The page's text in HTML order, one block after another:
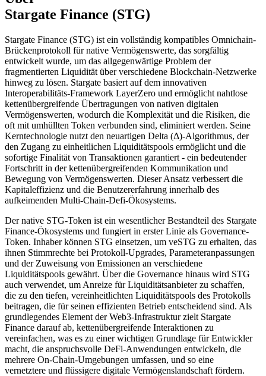
Stargate Finance (STG)
Stargate Finance (STG) ist ein vollständig kompatibles Omnichain-
Brückenprotokoll für native Vermögenswerte, das sorgfältig
entwickelt wurde, um das allgegenwärtige Problem der
fragmentierten Liquidität über verschiedene Blockchain-Netzwerke
hinweg zu lösen. Stargate basiert auf dem innovativen
Interoperabilitäts-Framework LayerZero und ermöglicht nahtlose
kettenübergreifende Übertragungen von nativen digitalen
Vermögenswerten, wodurch die Komplexität und die Risiken, die
oft mit umhüllten Token verbunden sind, eliminiert werden. Seine
Kerntechnologie nutzt den neuartigen Delta (Δ)-Algorithmus, der
den Zugang zu einheitlichen Liquiditätspools ermöglicht und die
sofortige Finalität von Transaktionen garantiert - ein bedeutender
Fortschritt in der kettenübergreifenden Kommunikation und
Bewegung von Vermögenswerten. Dieser Ansatz verbessert die
Kapitaleffizienz und die Benutzererfahrung innerhalb des
aufkeimenden Multi-Chain-Defi-Ökosystems.
Der native STG-Token ist ein wesentlicher Bestandteil des Stargate
Finance-Ökosystems und fungiert in erster Linie als Governance-
Token. Inhaber können STG einsetzen, um veSTG zu erhalten, das
ihnen Stimmrechte bei Protokoll-Upgrades, Parameteranpassungen
und der Zuweisung von Emissionen an verschiedene
Liquiditätspools gewährt. Über die Governance hinaus wird STG
auch verwendet, um Anreize für Liquiditätsanbieter zu schaffen,
die zu den tiefen, vereinheitlichten Liquiditätspools des Protokolls
beitragen, die für seinen effizienten Betrieb entscheidend sind. Als
grundlegendes Element der Web3-Infrastruktur zielt Stargate
Finance darauf ab, kettenübergreifende Interaktionen zu
vereinfachen, was es zu einer wichtigen Grundlage für Entwickler
macht, die anspruchsvolle DeFi-Anwendungen entwickeln, die
mehrere On-Chain-Umgebungen umfassen, und so eine
vernetztere und flüssigere digitale Vermögenslandschaft fördern.